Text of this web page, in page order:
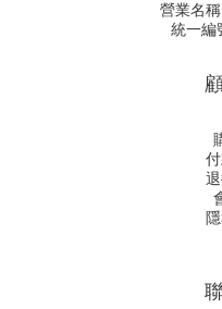
營業名
統一編